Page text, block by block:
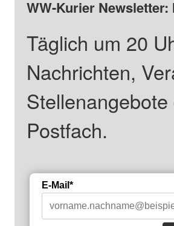
WW-Kurier
Täglich um 20
Nachrichten,
Postfach.
E-Mail*